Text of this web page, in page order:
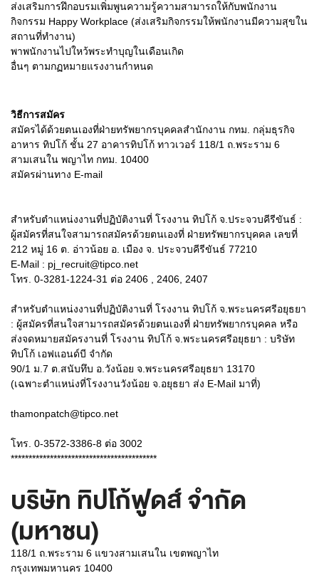
ส่งเสริมการฝึกอบรมเพิ่มพูนความรู้ความสามารถให้กับพนักงาน
กิจกรรม Happy Workplace (ส่งเสริมกิจกรรมให้พนักงานมีความสุขใน
สถานที่ทำงาน)
พาพนักงานไปใหว้พระทำบุญในเดือนเกิด
อื่นๆ ตามกฏหมายแรงงานกำหนด
วิธีการสมัคร
สมัครได้ด้วยตนเองที่ฝ่ายทรัพยากรบุคคลสำนักงาน กทม. กลุ่มธุรกิจ
อาหาร ทิปโก้ ชั้น 27 อาคารทิปโก้ ทาวเวอร์ 118/1 ถ.พระราม 6
สามเสนใน พญาไท กทม. 10400
สมัครผ่านทาง E-mail
สำหรับตำแหน่งงานที่ปฏิบัติงานที่ โรงงาน ทิปโก้ จ.ประจวบคีรีขันธ์ :
ผู้สมัครที่สนใจสามารถสมัครด้วยตนเองที่ ฝ่ายทรัพยากรบุคคล เลขที่
212 หมู่ 16 ต. อ่าวน้อย อ. เมือง จ. ประจวบคีรีขันธ์ 77210
E-Mail : pj_recruit@tipco.net
โทร. 0-3281-1224-31 ต่อ 2406 , 2406, 2407
สำหรับตำแหน่งงานที่ปฏิบัติงานที่ โรงงาน ทิปโก้ จ.พระนครศรีอยุธยา
: ผู้สมัครที่สนใจสามารถสมัครด้วยตนเองที่ ฝ่ายทรัพยากรบุคคล หรือ
ส่งจดหมายสมัครงานที่ โรงงาน ทิปโก้ จ.พระนครศรีอยุธยา : บริษัท
ทิปโก้ เอฟแอนด์บี จำกัด
90/1 ม.7 ต.สนับทึบ อ.วังน้อย จ.พระนครศรีอยุธยา 13170
(เฉพาะตำแหน่งที่โรงงานวังน้อย จ.อยุธยา ส่ง E-Mail มาที่)
thamonpatch@tipco.net
โทร. 0-3572-3386-8 ต่อ 3002
*****************************************
บริษัท ทิปโก้ฟูดส์ จำกัด
(มหาชน)
118/1 ถ.พระราม 6 แขวงสามเสนใน เขตพญาไท
กรุงเทพมหานคร 10400